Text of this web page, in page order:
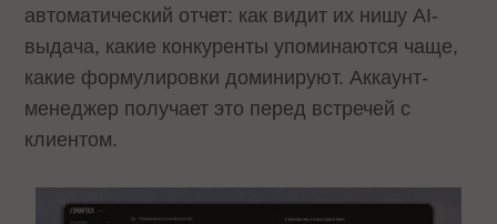
автоматический отчет: как видит их нишу AI-
выдача, какие конкуренты упоминаются чаще,
какие формулировки доминируют. Аккаунт-
менеджер получает это перед встречей с
клиентом.